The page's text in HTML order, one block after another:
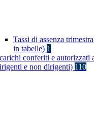
Tassi di assenza
in tabelle) 1
conferiti e autorizzati
e non dirigenti) 110